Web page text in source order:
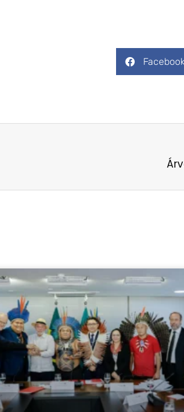
Facebook